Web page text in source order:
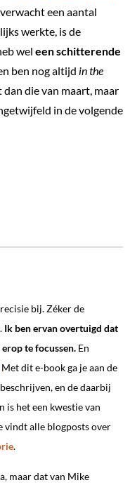
een aantal
werkte, is de
wel een schitterende
ben nog altijd in the
die van maart, maar
in de volgende
bij. Zéker de
Ik ben ervan overtuigd dat
te focussen. En
Met dit e-book ga je aan de
en de daarbij
is het een kwestie van
vindt alle blogposts over
.
maar dat van Mike